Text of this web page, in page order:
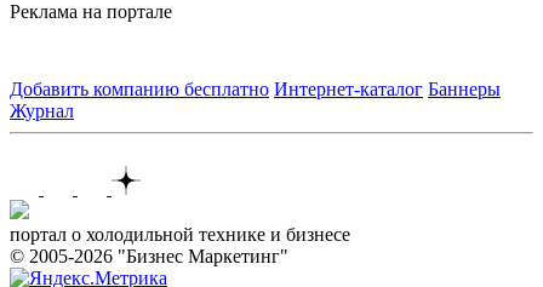
Реклама на портале
Добавить компанию бесплатно Интернет-каталог Баннеры
Журнал
портал о холодильной технике и бизнесе
© 2005-2026 "Бизнес Маркетинг"